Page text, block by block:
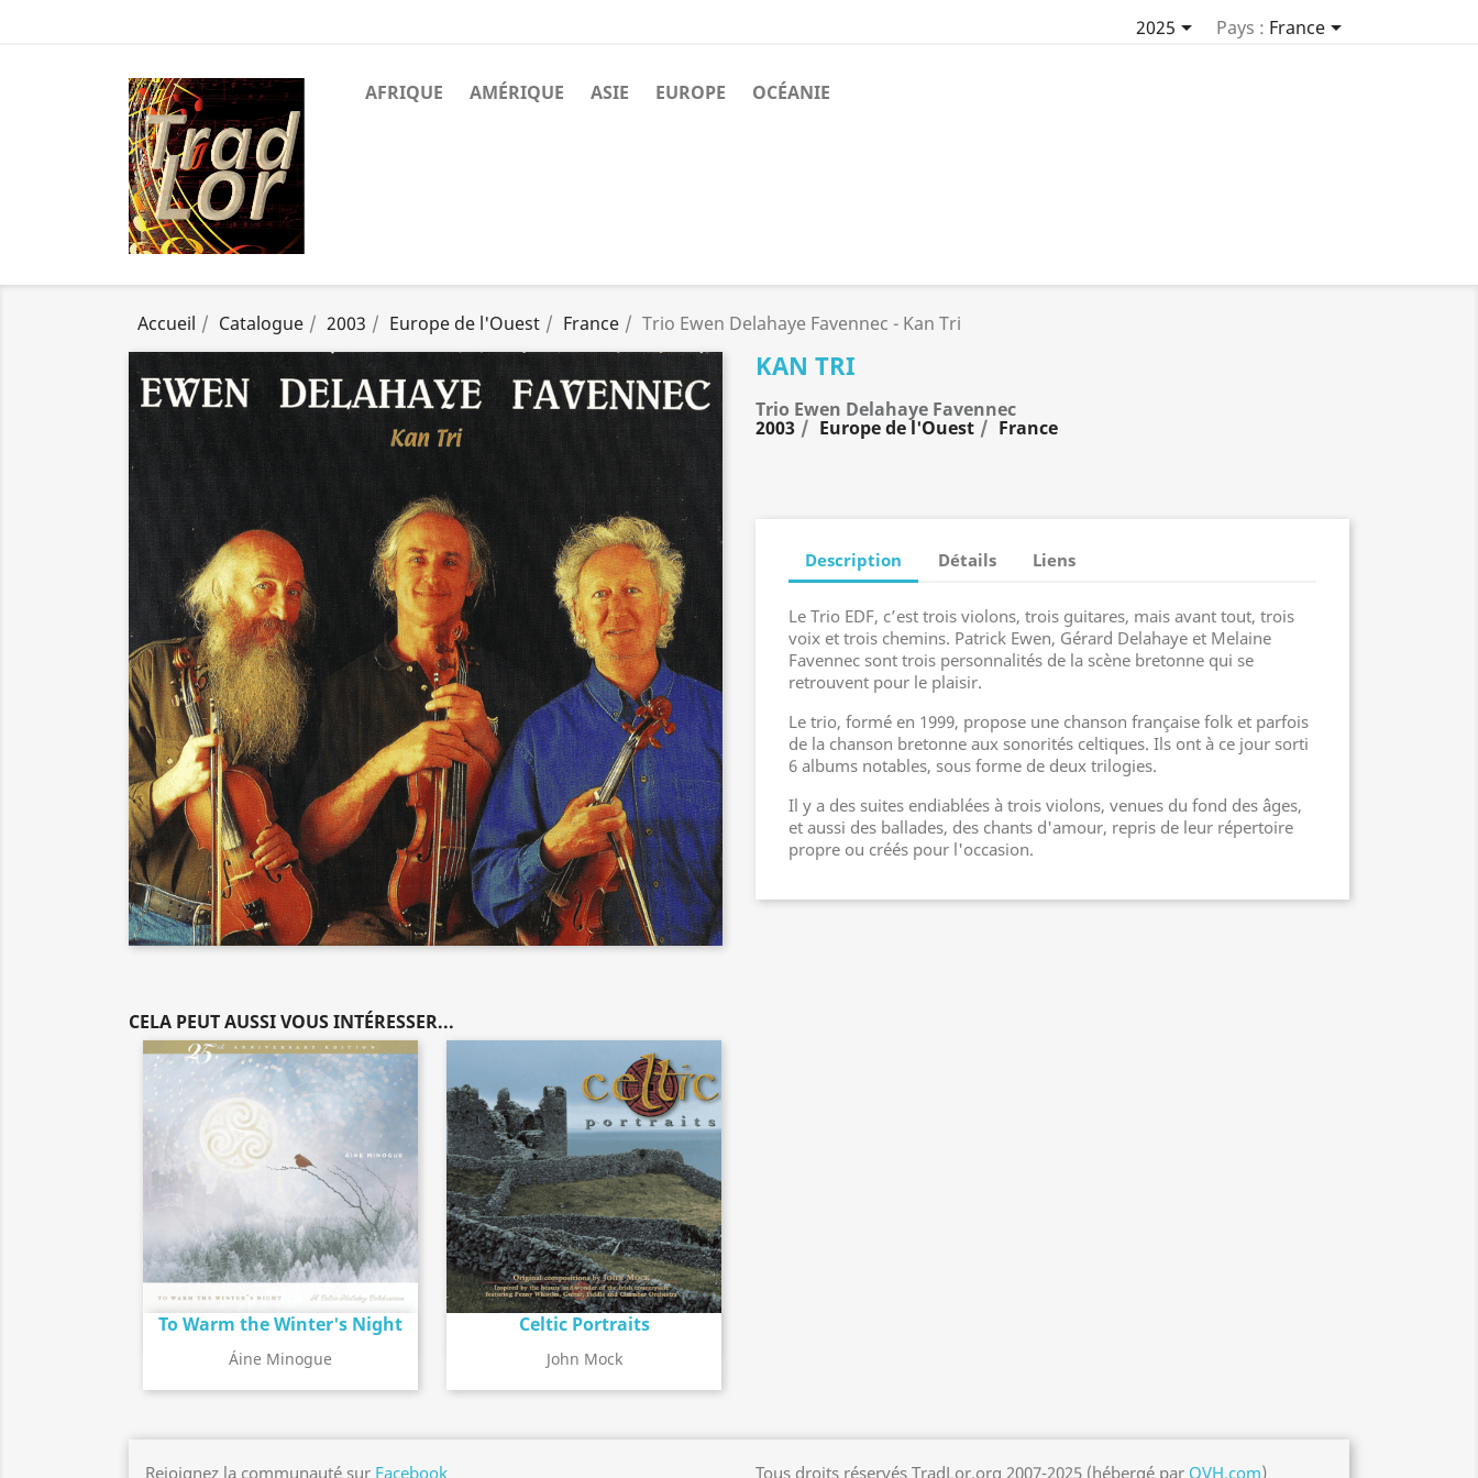
2025 Pays : France
AFRIQUE AMÉRIQUE ASIE EUROPE OCÉANIE
Accueil Catalogue 2003 Europe de l'Ouest France Trio Ewen Delahaye Favennec - Kan Tri
KAN TRI
Trio Ewen Delahaye Favennec
2003 Europe de l'Ouest France
Description Détails Liens
Le Trio EDF, c’est trois violons, trois guitares, mais avant tout, trois
voix et trois chemins. Patrick Ewen, Gérard Delahaye et Melaine
Favennec sont trois personnalités de la scène bretonne qui se
retrouvent pour le plaisir.
Le trio, formé en 1999, propose une chanson française folk et parfois
de la chanson bretonne aux sonorités celtiques. Ils ont à ce jour sorti
6 albums notables, sous forme de deux trilogies.
Il y a des suites endiablées à trois violons, venues du fond des âges,
et aussi des ballades, des chants d'amour, repris de leur répertoire
propre ou créés pour l'occasion.
CELA PEUT AUSSI VOUS INTÉRESSER...
To Warm the Winter's Night
Áine Minogue
searchDétail de l'album Celtic Portraits
John Mock
searchDétail de l'album
Rejoignez la communauté sur Facebook Tous droits réservés TradLor.org 2007-2025 (hébergé par OVH.com)